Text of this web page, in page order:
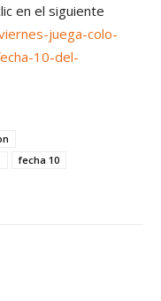
en el siguiente
juega-colo-
10-del-
fecha 10